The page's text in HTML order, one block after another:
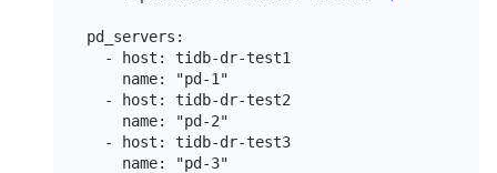
pd_servers:
  - host: tidb-dr-test1
    name: "pd-1"
  - host: tidb-dr-test2
    name: "pd-2"
  - host: tidb-dr-test3
    name: "pd-3"